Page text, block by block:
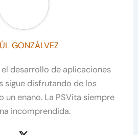
GONZÁLVEZ
desarrollo de aplicaciones
sigue disfrutando de los
un enano. La PSVita siempre
incomprendida.